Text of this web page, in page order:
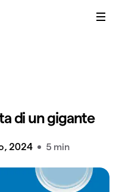
di un gigante
2024 5 min